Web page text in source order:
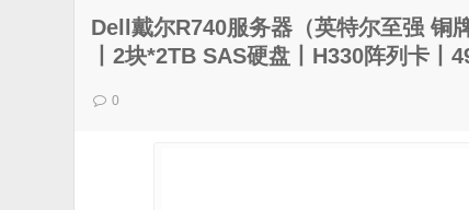
Dell戴尔R740服务器（英特尔至强 铜
丨2块*2TB SAS硬盘丨H330阵列卡丨
0